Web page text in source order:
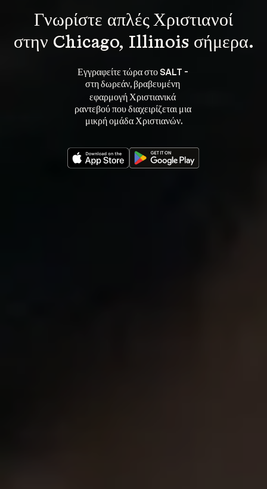
Γνωρίστε απλές Χριστιανοί
στην Chicago, Illinois σήμερα.
Εγγραφείτε τώρα στο SALT -
στη δωρεάν, βραβευμένη
εφαρμογή Χριστιανικά
ραντεβού που διαχειρίζεται μια
μικρή ομάδα Χριστιανών.